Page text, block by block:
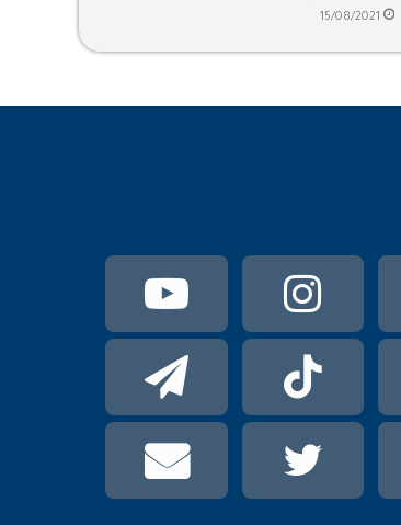
15/08/2021
يوتيوبانستقرام سناب
تشات
تيلقرام TikTok واتساب
mail
phone